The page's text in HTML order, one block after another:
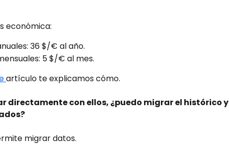
económica:
36 $/€ al año.
5 $/€ al mes.
artículo te explicamos cómo.
directamente con ellos, ¿puedo migrar el histórico y
migrar datos.